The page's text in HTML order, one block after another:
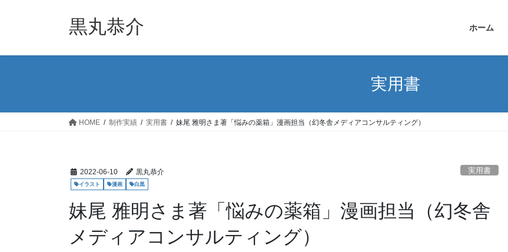
黒丸恭介 ホーム
実用書
HOME 制作実績 実用書 妹尾 雅明さま著「悩みの薬箱」漫画担当（幻冬舎メディアコンサルティング）
2022-06-10 黒丸恭介 実用書
イラスト 漫画 白黒
妹尾 雅明さま著「悩みの薬箱」漫画担当（幻冬舎
メディアコンサルティング）